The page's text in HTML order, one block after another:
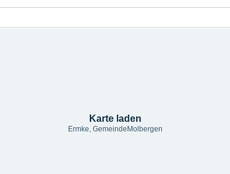
Karte laden
Ermke, GemeindeMolbergen